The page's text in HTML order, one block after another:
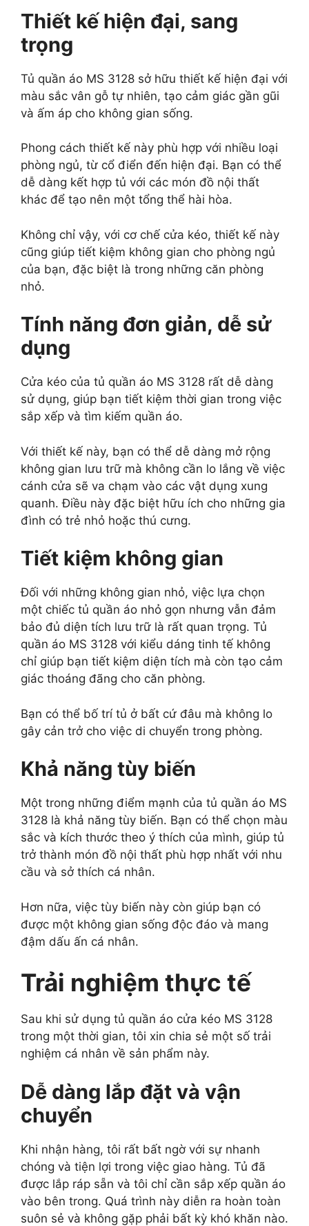
Thiết kế hiện đại, sang
trọng
Tủ quần áo MS 3128 sở hữu thiết kế hiện đại với
màu sắc vân gỗ tự nhiên, tạo cảm giác gần gũi
và ấm áp cho không gian sống.
Phong cách thiết kế này phù hợp với nhiều loại
phòng ngủ, từ cổ điển đến hiện đại. Bạn có thể
dễ dàng kết hợp tủ với các món đồ nội thất
khác để tạo nên một tổng thể hài hòa.
Không chỉ vậy, với cơ chế cửa kéo, thiết kế này
cũng giúp tiết kiệm không gian cho phòng ngủ
của bạn, đặc biệt là trong những căn phòng
nhỏ.
Tính năng đơn giản, dễ sử
dụng
Cửa kéo của tủ quần áo MS 3128 rất dễ dàng
sử dụng, giúp bạn tiết kiệm thời gian trong việc
sắp xếp và tìm kiếm quần áo.
Với thiết kế này, bạn có thể dễ dàng mở rộng
không gian lưu trữ mà không cần lo lắng về việc
cánh cửa sẽ va chạm vào các vật dụng xung
quanh. Điều này đặc biệt hữu ích cho những gia
đình có trẻ nhỏ hoặc thú cưng.
Tiết kiệm không gian
Đối với những không gian nhỏ, việc lựa chọn
một chiếc tủ quần áo nhỏ gọn nhưng vẫn đảm
bảo đủ diện tích lưu trữ là rất quan trọng. Tủ
quần áo MS 3128 với kiểu dáng tinh tế không
chỉ giúp bạn tiết kiệm diện tích mà còn tạo cảm
giác thoáng đãng cho căn phòng.
Bạn có thể bố trí tủ ở bất cứ đâu mà không lo
gây cản trở cho việc di chuyển trong phòng.
Khả năng tùy biến
Một trong những điểm mạnh của tủ quần áo MS
3128 là khả năng tùy biến. Bạn có thể chọn màu
sắc và kích thước theo ý thích của mình, giúp tủ
trở thành món đồ nội thất phù hợp nhất với nhu
cầu và sở thích cá nhân.
Hơn nữa, việc tùy biến này còn giúp bạn có
được một không gian sống độc đáo và mang
đậm dấu ấn cá nhân.
Trải nghiệm thực tế
Sau khi sử dụng tủ quần áo cửa kéo MS 3128
trong một thời gian, tôi xin chia sẻ một số trải
nghiệm cá nhân về sản phẩm này.
Dễ dàng lắp đặt và vận
chuyển
Khi nhận hàng, tôi rất bất ngờ với sự nhanh
chóng và tiện lợi trong việc giao hàng. Tủ đã
được lắp ráp sẵn và tôi chỉ cần sắp xếp quần áo
vào bên trong. Quá trình này diễn ra hoàn toàn
suôn sẻ và không gặp phải bất kỳ khó khăn nào.